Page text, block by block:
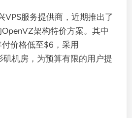
VPS服务提供商，近期推出了
架构特价方案。其中
价格低至$6，采用
机房，为预算有限的用户提